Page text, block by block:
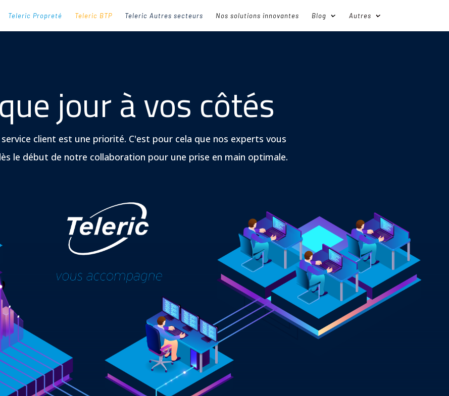
Teleric Propreté Teleric BTP Teleric Autres secteurs Nos solutions innovantes Blog Autres
jour à vos côtés
service client est une priorité. C'est pour cela que nos experts vous
le début de notre collaboration pour une prise en main optimale.